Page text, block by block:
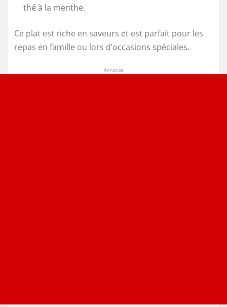
thé à la menthe.
Ce plat est riche en saveurs et est parfait pour les
repas en famille ou lors d’occasions spéciales.
Annonce